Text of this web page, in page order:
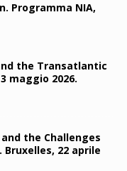
Programma NIA,
the Transatlantic
maggio 2026.
the Challenges
Bruxelles, 22 aprile